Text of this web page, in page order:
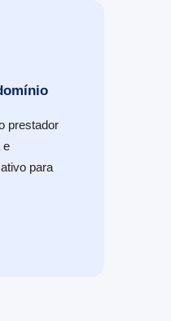
prestador
e
para